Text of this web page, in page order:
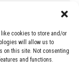
cookies to store and/or
will allow us to
on this site. Not consenting
and functions.